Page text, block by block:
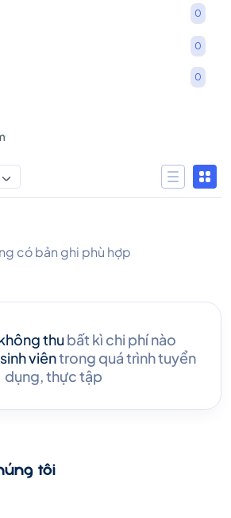
0
0
0
có bản ghi phù hợp
thubất kì chi phí nào
viêntrong quá trình tuyển
dụng, thực tập
tôi